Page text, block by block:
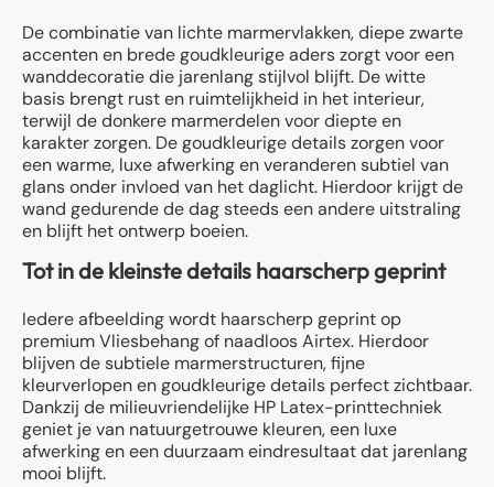
De combinatie van lichte marmervlakken, diepe zwarte
accenten en brede goudkleurige aders zorgt voor een
wanddecoratie die jarenlang stijlvol blijft. De witte
basis brengt rust en ruimtelijkheid in het interieur,
terwijl de donkere marmerdelen voor diepte en
karakter zorgen. De goudkleurige details zorgen voor
een warme, luxe afwerking en veranderen subtiel van
glans onder invloed van het daglicht. Hierdoor krijgt de
wand gedurende de dag steeds een andere uitstraling
en blijft het ontwerp boeien.
Tot in de kleinste details haarscherp geprint
Iedere afbeelding wordt haarscherp geprint op
premium Vliesbehang of naadloos Airtex. Hierdoor
blijven de subtiele marmerstructuren, fijne
kleurverlopen en goudkleurige details perfect zichtbaar.
Dankzij de milieuvriendelijke HP Latex-printtechniek
geniet je van natuurgetrouwe kleuren, een luxe
afwerking en een duurzaam eindresultaat dat jarenlang
mooi blijft.